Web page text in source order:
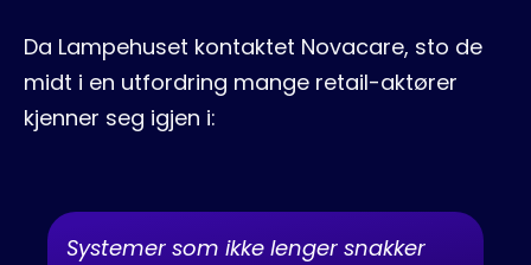
Da Lampehuset kontaktet Novacare, sto de
midt i en utfordring mange retail-aktører
kjenner seg igjen i:
Systemer som ikke lenger snakker